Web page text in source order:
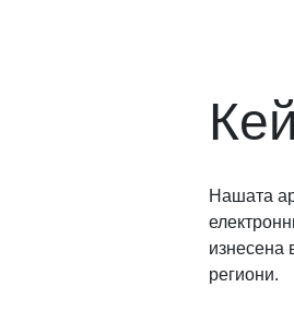
Нашата
изнесена
региони.